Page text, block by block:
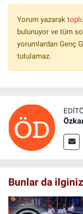
Yorum yazarak
bulunuyor ve tüm
yorumlardan Genç
tutulamaz.
Bunlar da